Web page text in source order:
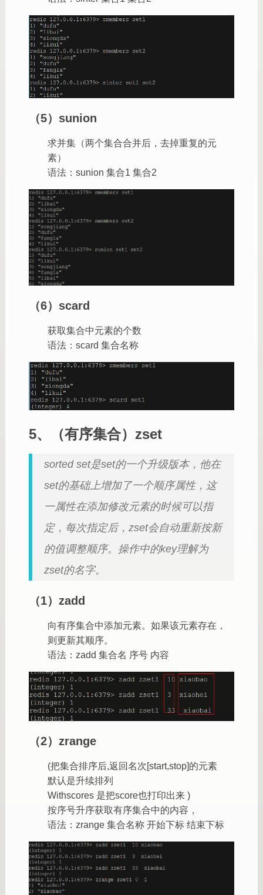
（5）sunion
求并集（两个集合合并后，去掉重复的元
素）
语法：sunion 集合1 集合2
（6）scard
获取集合中元素的个数
语法：scard 集合名称
5、（有序集合）zset
sorted set是set的一个升级版本，他在
set的基础上增加了一个顺序属性，这
一属性在添加修改元素的时候可以指
定，每次指定后，zset会自动重新按新
的值调整顺序。操作中的key理解为
zset的名字。
（1）zadd
向有序集合中添加元素。如果该元素存在，
则更新其顺序。
语法：zadd 集合名 序号 内容
（2）zrange
(把集合排序后,返回名次[start,stop]的元素
默认是升续排列
Withscores 是把score也打印出来 )
按序号升序获取有序集合中的内容，
语法：zrange 集合名称 开始下标 结束下标